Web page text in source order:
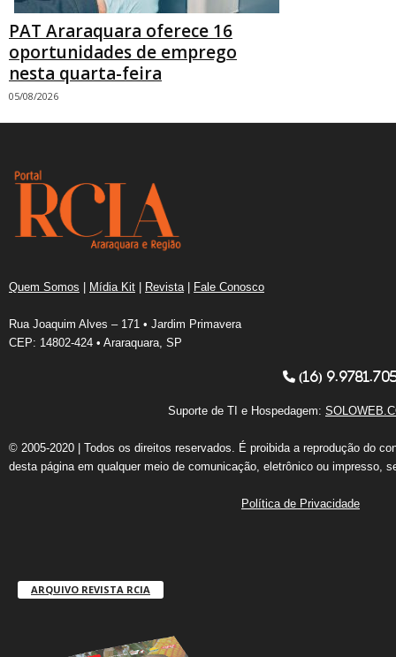
PAT Araraquara oferece 16
oportunidades de emprego
nesta quarta-feira
05/08/2026
Quem Somos | Mídia Kit | Revista | Fale Conosco
Rua Joaquim Alves – 171 • Jardim Primavera
CEP: 14802-424 • Araraquara, SP
(16)
Suporte de TI e Hospedagem:
© 2005-2020 | Todos os direitos reservados. É proibida a reprodução do
desta página em qualquer meio de comunicação, eletrônico ou impresso,
Política de Privacidade
ARQUIVO REVISTA RCIA